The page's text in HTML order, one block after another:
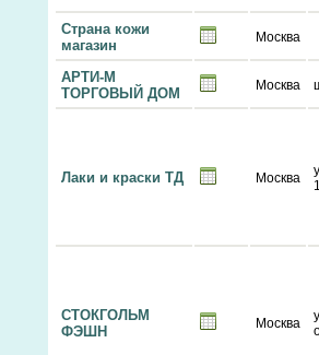
Страна кожи
магазин
Москва
АРТИ-М
ТОРГОВЫЙ ДОМ
Москва
Лаки и краски ТД Москва
СТОКГОЛЬМ
ФЭШН
Москва